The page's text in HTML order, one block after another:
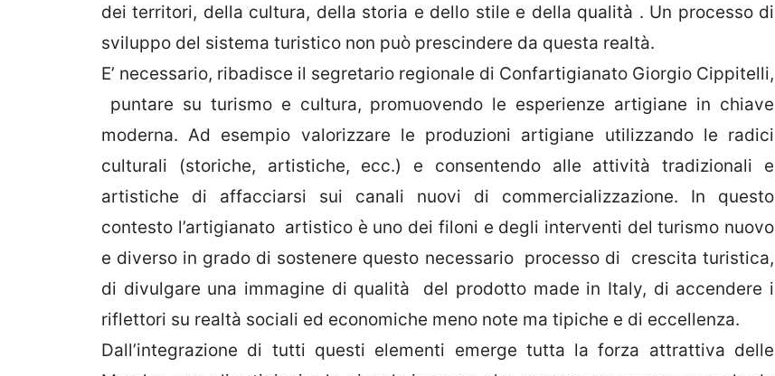
dei territori, della cultura, della storia e dello stile e della qualità . Un processo di
sviluppo del sistema turistico non può prescindere da questa realtà.
E’ necessario, ribadisce il segretario regionale di Confartigianato Giorgio Cippitelli,
puntare su turismo e cultura, promuovendo le esperienze artigiane in chiave
moderna. Ad esempio valorizzare le produzioni artigiane utilizzando le radici
culturali (storiche, artistiche, ecc.) e consentendo alle attività tradizionali e
artistiche di affacciarsi sui canali nuovi di commercializzazione. In questo
contesto l’artigianato artistico è uno dei filoni e degli interventi del turismo nuovo
e diverso in grado di sostenere questo necessario processo di crescita turistica,
di divulgare una immagine di qualità del prodotto made in Italy, di accendere i
riflettori su realtà sociali ed economiche meno note ma tipiche e di eccellenza.
Dall’integrazione di tutti questi elementi emerge tutta la forza attrattiva delle